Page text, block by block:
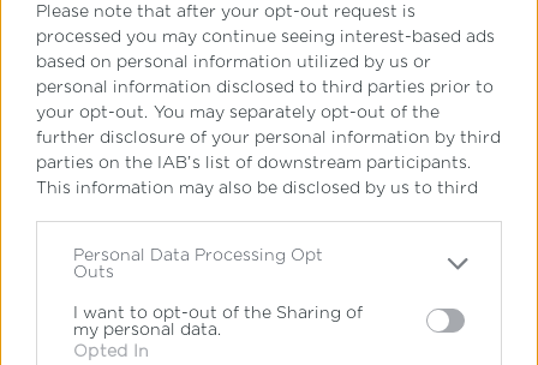
Please note that after your opt-out request is
processed you may continue seeing interest-based ads
based on personal information utilized by us or
personal information disclosed to third parties prior to
your opt-out. You may separately opt-out of the
further disclosure of your personal information by third
parties on the IAB’s list of downstream participants.
This information may also be disclosed by us to third
Please note that this website/app uses one or more
Google services and may gather and store information
including but not limited to your visit or usage
behaviour. You may click to grant or deny consent to
Personal Data Processing Opt
Outs
I want to opt-out of the Sharing of
my personal data.
Opted In
Δικηγόρος, εργάζομαι ως Νομικός
Σύμβουλος αλλά και ως μάχιμη
δικηγόρος στους ως άνω τομείς.
Οι σπουδές μου στο Γαλλικό
απαιτούμενα θεμέλια ώστε βήμα -
βήμα να πραγματοποιηθούν όλοι οι
επαγγελματικοί μου στόχοι.